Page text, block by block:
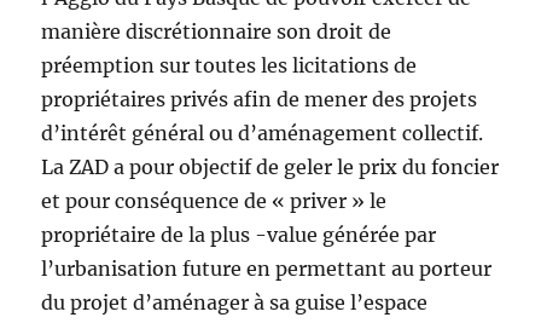
manière discrétionnaire son droit de
préemption sur toutes les licitations de
propriétaires privés afin de mener des projets
d’intérêt général ou d’aménagement collectif.
La ZAD a pour objectif de geler le prix du foncier
et pour conséquence de « priver » le
propriétaire de la plus -value générée par
l’urbanisation future en permettant au porteur
du projet d’aménager à sa guise l’espace